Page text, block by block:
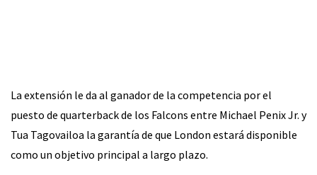
La extensión le da al ganador de la competencia por el
puesto de quarterback de los Falcons entre Michael Penix Jr. y
Tua Tagovailoa la garantía de que London estará disponible
como un objetivo principal a largo plazo.